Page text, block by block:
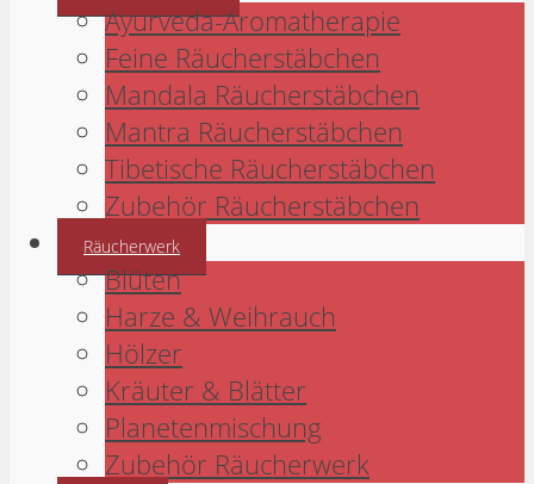
Ayurveda-Aromatherapie
Feine Räucherstäbchen
Mandala Räucherstäbchen
Mantra Räucherstäbchen
Tibetische Räucherstäbchen
Zubehör Räucherstäbchen
Räucherwerk
Blüten
Harze & Weihrauch
Hölzer
Kräuter & Blätter
Planetenmischung
Zubehör Räucherwerk